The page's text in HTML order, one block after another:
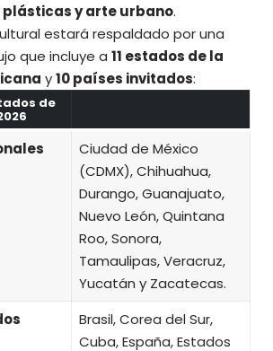
y arte urbano.
estará respaldado por una
que incluye a 11 estados de la
y10 países invitados:
de
Ciudad de México
(CDMX), Chihuahua,
Durango, Guanajuato,
Nuevo León, Quintana
Roo, Sonora,
Tamaulipas, Veracruz,
Yucatán y Zacatecas.
Brasil, Corea del Sur,
Cuba, España, Estados